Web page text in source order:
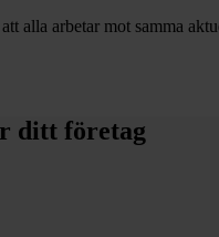
alla arbetar mot samma
ditt företag